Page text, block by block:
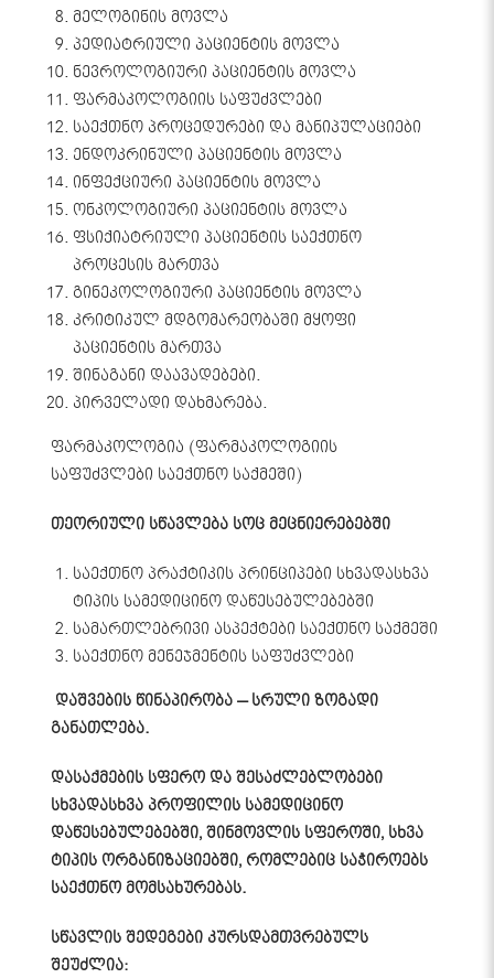
მელოგინის მოვლა
პედიატრიული პაციენტის მოვლა
ნევროლოგიური პაციენტის მოვლა
ფარმაკოლოგიის საფუძვლები
საექთნო პროცედურები და მანიპულაციები
ენდოკრინული პაციენტის მოვლა
ინფექციური პაციენტის მოვლა
ონკოლოგიური პაციენტის მოვლა
ფსიქიატრიული პაციენტის საექთნო
პროცესის მართვა
გინეკოლოგიური პაციენტის მოვლა
კრიტიკულ მდგომარეობაში მყოფი
პაციენტის მართვა
შინაგანი დაავადებები.
პირველადი დახმარება.
ფარმაკოლოგია (ფარმაკოლოგიის
საფუძვლები საექთნო საქმეში)
თეორიული სწავლება სოც მეცნიერებებში
საექთნო პრაქტიკის პრინციპები სხვადასხვა
ტიპის სამედიცინო დაწესებულებებში
სამართლებრივი ასპექტები საექთნო საქმეში
საექთნო მენეჯმენტის საფუძვლები
დაშვების წინაპირობა – სრული ზოგადი
განათლება.
დასაქმების სფერო და შესაძლებლობები
სხვადასხვა პროფილის სამედიცინო
დაწესებულებებში, შინმოვლის სფეროში, სხვა
ტიპის ორგანიზაციებში, რომლებიც საჭიროებს
საექთნო მომსახურებას.
სწავლის შედეგები კურსდამთვრებულს
შეუძლია: